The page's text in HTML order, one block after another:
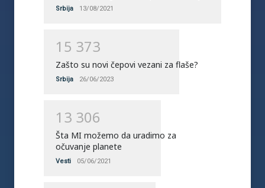
Srbija 13/08/2021
1 5 373
Zašto su novi čepovi vezani za flaše?
Srbija 26/06/2023
1 3 306
Šta MI možemo da uradimo za
očuvanje planete
Vesti 05/06/2021